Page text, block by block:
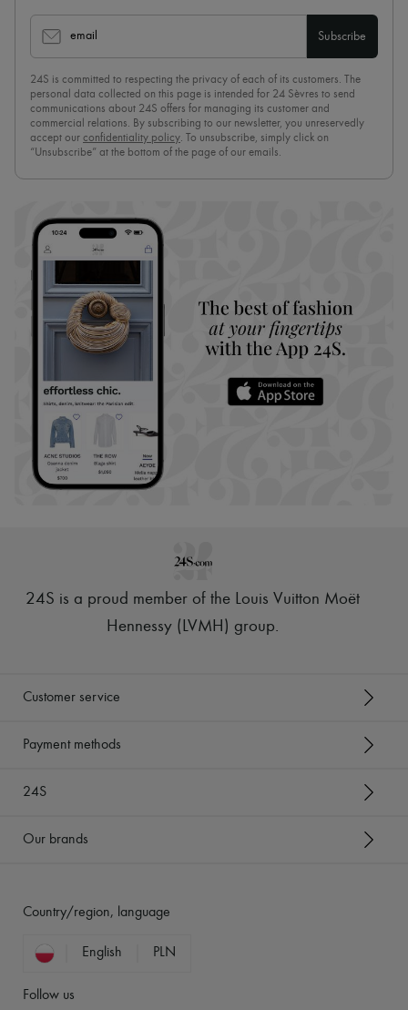
email Subscribe
24S is committed to respecting the privacy of each of its customers. The
personal data collected on this page is intended for 24 Sèvres to send
communications about 24S offers for managing its customer and
commercial relations. By subscribing to our newsletter, you unreservedly
accept our confidentiality policy. To unsubscribe, simply click on
“Unsubscribe” at the bottom of the page of our emails.
24S is a proud member of the Louis Vuitton Moët
Hennessy (LVMH) group.
Customer service
Payment methods
24S
Our brands
Country/region, language
English PLN
Follow us